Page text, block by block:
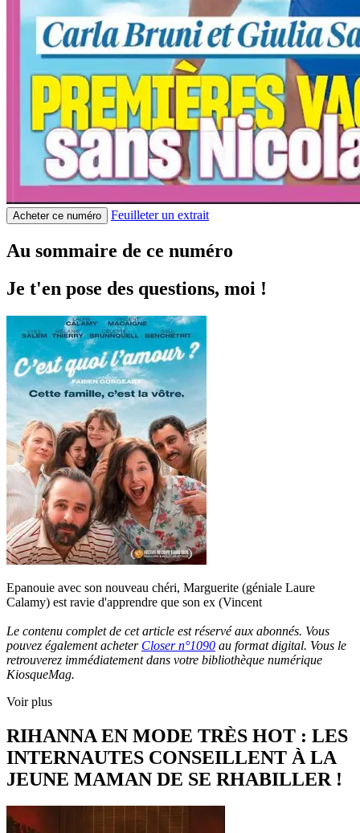
Acheter ce numéro Feuilleter un extrait
Au sommaire de ce numéro
Je t'en pose des questions, moi !
Epanouie avec son nouveau chéri, Marguerite (géniale Laure
Calamy) est ravie d'apprendre que son ex (Vincent
Le contenu complet de cet article est réservé aux abonnés. Vous
pouvez également acheter Closer n°1090 au format digital. Vous le
retrouverez immédiatement dans votre bibliothèque numérique
KiosqueMag.
Voir plus
RIHANNA EN MODE TRÈS HOT : LES
INTERNAUTES CONSEILLENT À LA
JEUNE MAMAN DE SE RHABILLER !